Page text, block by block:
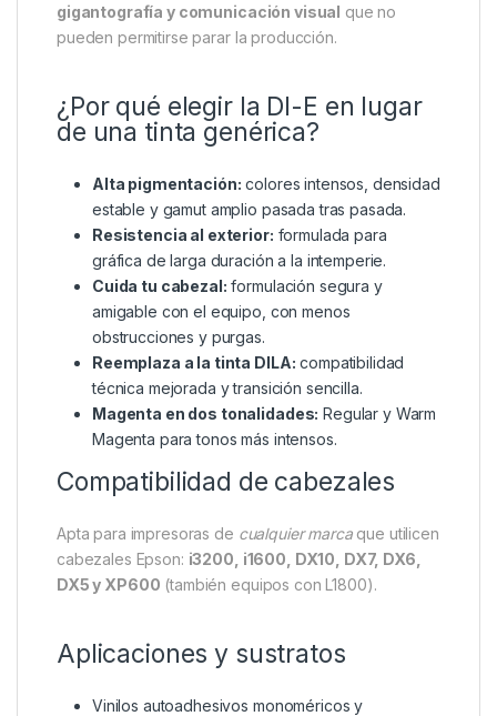
gigantografía y comunicación visual que no
pueden permitirse parar la producción.
¿Por qué elegir la DI-E en lugar
de una tinta genérica?
Alta pigmentación: colores intensos, densidad
estable y gamut amplio pasada tras pasada.
Resistencia al exterior: formulada para
gráfica de larga duración a la intemperie.
Cuida tu cabezal: formulación segura y
amigable con el equipo, con menos
obstrucciones y purgas.
Reemplaza a la tinta DILA: compatibilidad
técnica mejorada y transición sencilla.
Magenta en dos tonalidades: Regular y Warm
Magenta para tonos más intensos.
Compatibilidad de cabezales
Apta para impresoras de cualquier marcaque utilicen
cabezales Epson: i3200, i1600, DX10, DX7, DX6,
DX5 y XP600 (también equipos con L1800).
Aplicaciones y sustratos
Vinilos autoadhesivos monoméricos y